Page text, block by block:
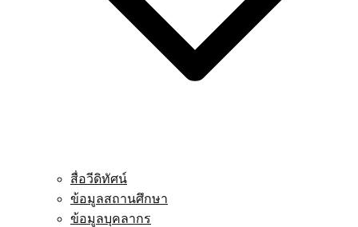
สื่อวีดิทัศน์
ข้อมูลสถานศึกษา
ข้อมูลบุคลากร